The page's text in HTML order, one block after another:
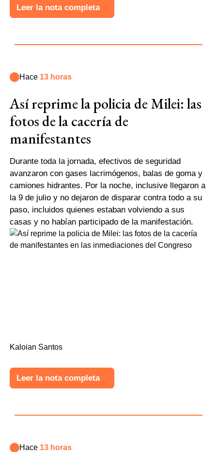
Leer la nota completa
Hace 13 horas
Así reprime la policia de Milei: las
fotos de la cacería de
manifestantes
Durante toda la jornada, efectivos de seguridad
avanzaron con gases lacrimógenos, balas de goma y
camiones hidrantes. Por la noche, inclusive llegaron a
la 9 de julio y no dejaron de disparar contra todo a su
paso, incluidos quienes estaban volviendo a sus
casas y no habían participado de la manifestación.
Kaloian Santos
Leer la nota completa
Hace 13 horas